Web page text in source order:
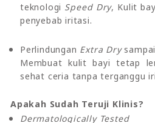
teknologi Speed Dry, Kulit
penyebab iritasi.
Perlindungan Extra Dry
Membuat kulit bayi tetap
sehat ceria tanpa terganggu
Apakah Sudah Teruji Klinis?
Dermatologically Tested